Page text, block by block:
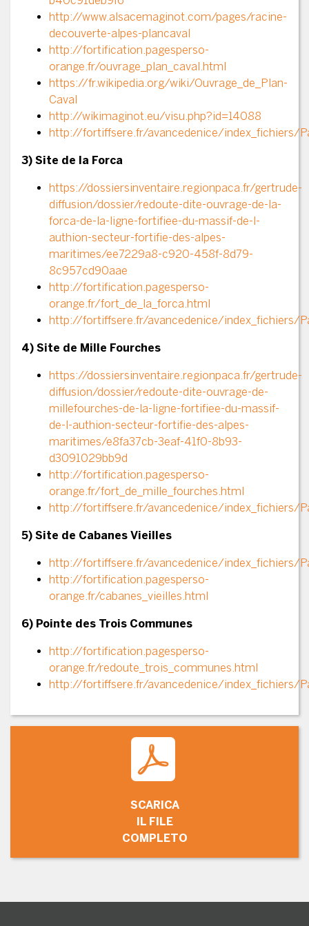
http://www.alsacemaginot.com/pages/racine-
decouverte-alpes-plancaval
http://fortification.pagesperso-
orange.fr/ouvrage_plan_caval.html
https://fr.wikipedia.org/wiki/Ouvrage_de_Plan-
Caval
http://wikimaginot.eu/visu.php?id=14088
http://fortiffsere.fr/avancedenice/index_fichiers/
3) Site de la Forca
https://dossiersinventaire.regionpaca.fr/gertrude-
diffusion/dossier/redoute-dite-ouvrage-de-la-
forca-de-la-ligne-fortifiee-du-massif-de-l-
authion-secteur-fortifie-des-alpes-
maritimes/ee7229a8-c920-458f-8d79-
8c957cd90aae
http://fortification.pagesperso-
orange.fr/fort_de_la_forca.html
http://fortiffsere.fr/avancedenice/index_fichiers/
4) Site de Mille Fourches
https://dossiersinventaire.regionpaca.fr/gertrude-
diffusion/dossier/redoute-dite-ouvrage-de-
millefourches-de-la-ligne-fortifiee-du-massif-
de-l-authion-secteur-fortifie-des-alpes-
maritimes/e8fa37cb-3eaf-41f0-8b93-
d3091029bb9d
http://fortification.pagesperso-
orange.fr/fort_de_mille_fourches.html
http://fortiffsere.fr/avancedenice/index_fichiers/
5) Site de Cabanes Vieilles
http://fortiffsere.fr/avancedenice/index_fichiers/
http://fortification.pagesperso-
orange.fr/cabanes_vieilles.html
6) Pointe des Trois Communes
http://fortification.pagesperso-
orange.fr/redoute_trois_communes.html
http://fortiffsere.fr/avancedenice/index_fichiers/
SCARICA
IL FILE
COMPLETO